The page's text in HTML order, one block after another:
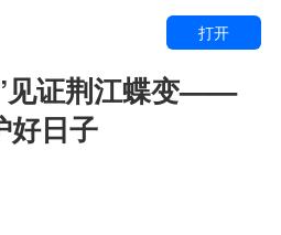
打开
见证荆江蝶变——
好日子